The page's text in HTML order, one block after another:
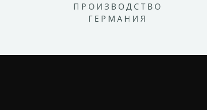
ПРОИЗВОДСТВО
ГЕРМАНИЯ